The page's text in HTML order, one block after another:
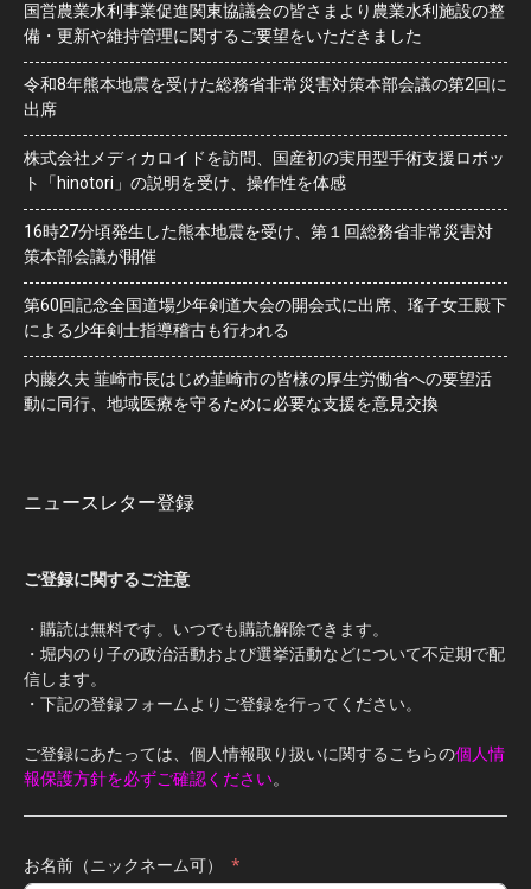
国営農業水利事業促進関東協議会の皆さまより農業水利施設の整
備・更新や維持管理に関するご要望をいただきました
令和8年熊本地震を受けた総務省非常災害対策本部会議の第2回に
出席
株式会社メディカロイドを訪問、国産初の実用型手術支援ロボッ
ト「hinotori」の説明を受け、操作性を体感
16時27分頃発生した熊本地震を受け、第１回総務省非常災害対
策本部会議が開催
第60回記念全国道場少年剣道大会の開会式に出席、瑤子女王殿下
による少年剣士指導稽古も行われる
内藤久夫 韮崎市長はじめ韮崎市の皆様の厚生労働省への要望活
動に同行、地域医療を守るために必要な支援を意見交換
ニュースレター登録
ご登録に関するご注意
・購読は無料です。いつでも購読解除できます。
・堀内のり子の政治活動および選挙活動などについて不定期で配
信します。
・下記の登録フォームよりご登録を行ってください。
ご登録にあたっては、個人情報取り扱いに関するこちらの個人情
報保護方針を必ずご確認ください。
お名前（ニックネーム可）